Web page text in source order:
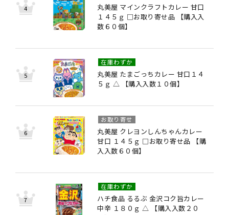
丸美屋 マインクラフトカレー 甘口
１４５ｇ □お取り寄せ品 【購入入
数６０個】
丸美屋 たまごっちカレー 甘口１４
５ｇ △ 【購入入数１０個】
在庫わずか
丸美屋 クレヨンしんちゃんカレー
甘口 １４５ｇ □お取り寄せ品 【購
入入数６０個】
お取り寄せ
ハチ食品 るるぶ 金沢コク旨カレー
中辛 １８０ｇ △ 【購入入数２０
在庫わずか